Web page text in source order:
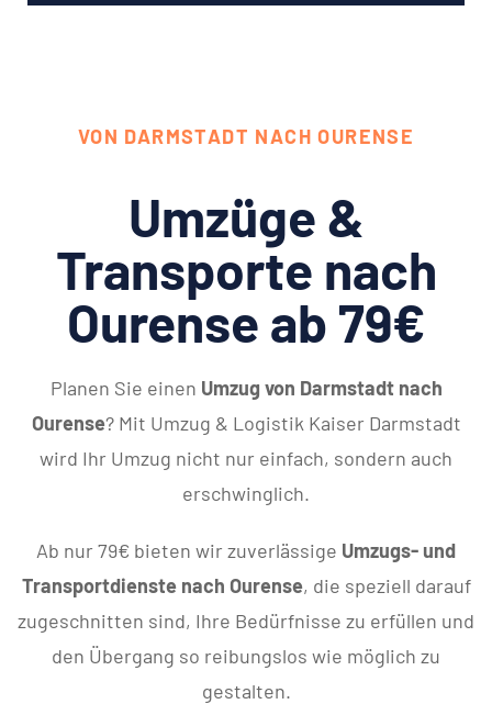
VON DARMSTADT NACH OURENSE
Umzüge &
Transporte nach
Ourense ab 79€
Planen Sie einen Umzug von Darmstadt nach
Ourense? Mit Umzug & Logistik Kaiser Darmstadt
wird Ihr Umzug nicht nur einfach, sondern auch
erschwinglich.
Ab nur 79€ bieten wir zuverlässige Umzugs- und
Transportdienste nach Ourense, die speziell darauf
zugeschnitten sind, Ihre Bedürfnisse zu erfüllen und
den Übergang so reibungslos wie möglich zu
gestalten.